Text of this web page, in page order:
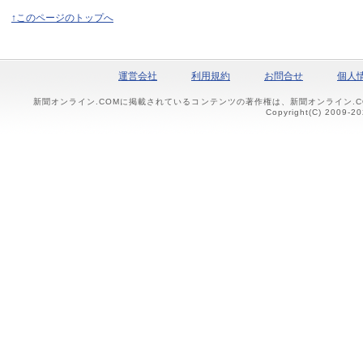
↑このページのトップへ
運営会社 利用規約 お問合せ 個人
新聞オンライン.COMに掲載されているコンテンツの著作権は、新聞オンライン
Copyright(C) 2009-